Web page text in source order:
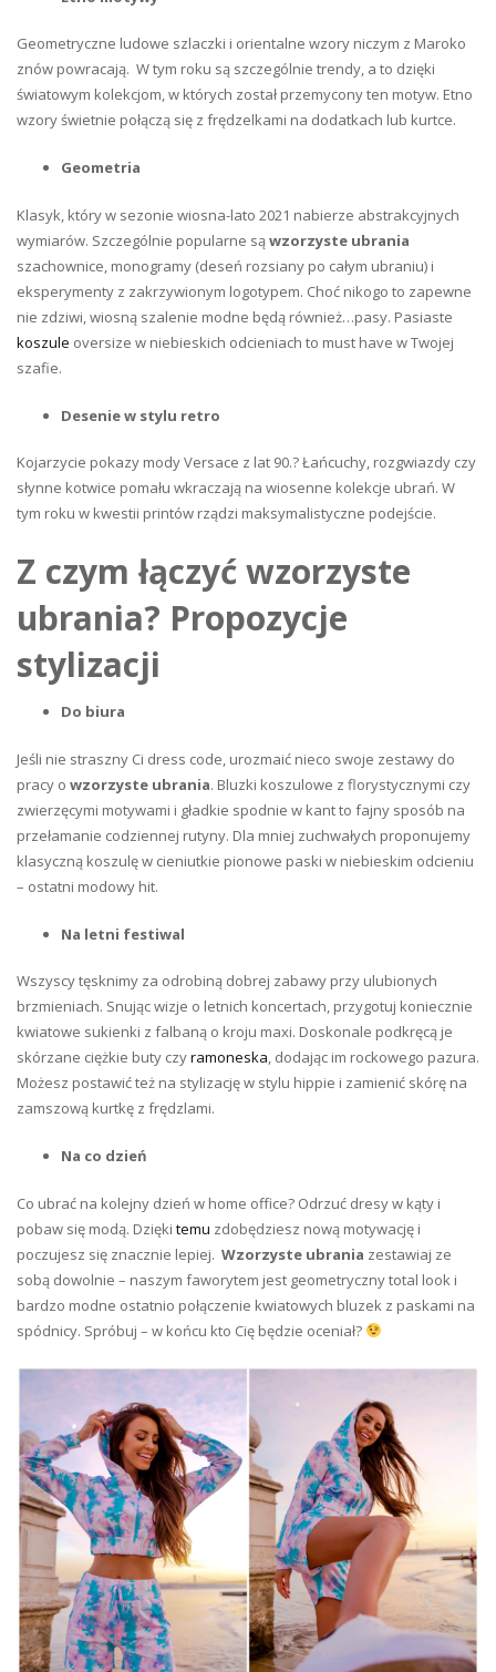
Geometryczne ludowe szlaczki i orientalne wzory niczym z Maroko
znów powracają. W tym roku są szczególnie trendy, a to dzięki
światowym kolekcjom, w których został przemycony ten motyw. Etno
wzory świetnie połączą się z frędzelkami na dodatkach lub kurtce.
Geometria
Klasyk, który w sezonie wiosna-lato 2021 nabierze abstrakcyjnych
wymiarów. Szczególnie popularne sąwzorzyste ubrania
szachownice, monogramy (deseń rozsiany po całym ubraniu) i
eksperymenty z zakrzywionym logotypem. Choć nikogo to zapewne
nie zdziwi, wiosną szalenie modne będą również…pasy. Pasiaste
koszule oversize w niebieskich odcieniach to must have w Twojej
szafie.
Desenie w stylu retro
Kojarzycie pokazy mody Versace z lat 90.? Łańcuchy, rozgwiazdy czy
słynne kotwice pomału wkraczają na wiosenne kolekcje ubrań. W
tym roku w kwestii printów rządzi maksymalistyczne podejście.
Z czym łączyć wzorzyste
ubrania? Propozycje
stylizacji
Do biura
Jeśli nie straszny Ci dress code, urozmaić nieco swoje zestawy do
pracy o wzorzyste ubrania. Bluzki koszulowe z florystycznymi czy
zwierzęcymi motywami i gładkie spodnie w kant to fajny sposób na
przełamanie codziennej rutyny. Dla mniej zuchwałych proponujemy
klasyczną koszulę w cieniutkie pionowe paski w niebieskim odcieniu
– ostatni modowy hit.
Na letni festiwal
Wszyscy tęsknimy za odrobiną dobrej zabawy przy ulubionych
brzmieniach. Snując wizje o letnich koncertach, przygotuj koniecznie
kwiatowe sukienki z falbaną o kroju maxi. Doskonale podkręcą je
skórzane ciężkie buty czyramoneska, dodając im rockowego pazura.
Możesz postawić też na stylizację w stylu hippie i zamienić skórę na
zamszową kurtkę z frędzlami.
Na co dzień
Co ubrać na kolejny dzień w home office? Odrzuć dresy w kąty i
pobaw się modą. Dzięki temu zdobędziesz nową motywację i
poczujesz się znacznie lepiej. Wzorzyste ubrania zestawiaj ze
sobą dowolnie – naszym faworytem jest geometryczny total look i
bardzo modne ostatnio połączenie kwiatowych bluzek z paskami na
spódnicy. Spróbuj – w końcu kto Cię będzie oceniał?